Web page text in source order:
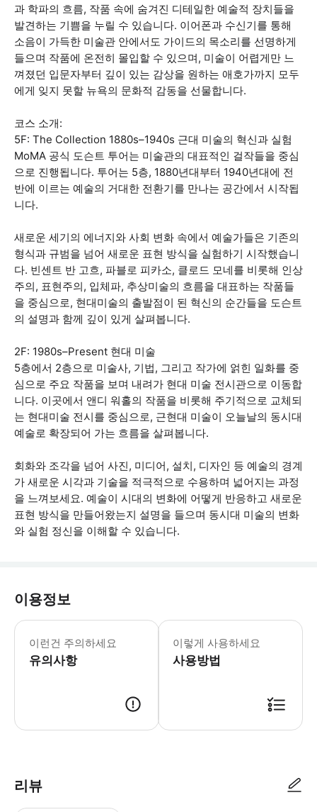
과 학파의 흐름, 작품 속에 숨겨진 디테일한 예술적 장치들을
발견하는 기쁨을 누릴 수 있습니다. 이어폰과 수신기를 통해
소음이 가득한 미술관 안에서도 가이드의 목소리를 선명하게
들으며 작품에 온전히 몰입할 수 있으며, 미술이 어렵게만 느
껴졌던 입문자부터 깊이 있는 감상을 원하는 애호가까지 모두
에게 잊지 못할 뉴욕의 문화적 감동을 선물합니다.
코스 소개:
5F: The Collection 1880s–1940s 근대 미술의 혁신과 실험
MoMA 공식 도슨트 투어는 미술관의 대표적인 걸작들을 중심
으로 진행됩니다. 투어는 5층, 1880년대부터 1940년대에 전
반에 이르는 예술의 거대한 전환기를 만나는 공간에서 시작됩
니다.
새로운 세기의 에너지와 사회 변화 속에서 예술가들은 기존의
형식과 규범을 넘어 새로운 표현 방식을 실험하기 시작했습니
다. 빈센트 반 고흐, 파블로 피카소, 클로드 모네를 비롯해 인상
주의, 표현주의, 입체파, 추상미술의 흐름을 대표하는 작품들
을 중심으로, 현대미술의 출발점이 된 혁신의 순간들을 도슨트
의 설명과 함께 깊이 있게 살펴봅니다.
2F: 1980s–Present 현대 미술
5층에서 2층으로 미술사, 기법, 그리고 작가에 얽힌 일화를 중
심으로 주요 작품을 보며 내려가 현대 미술 전시관으로 이동합
니다. 이곳에서 앤디 워홀의 작품을 비롯해 주기적으로 교체되
는 현대미술 전시를 중심으로, 근현대 미술이 오늘날의 동시대
예술로 확장되어 가는 흐름을 살펴봅니다.
회화와 조각을 넘어 사진, 미디어, 설치, 디자인 등 예술의 경계
가 새로운 시각과 기술을 적극적으로 수용하며 넓어지는 과정
을 느껴보세요. 예술이 시대의 변화에 어떻게 반응하고 새로운
표현 방식을 만들어왔는지 설명을 들으며 동시대 미술의 변화
와 실험 정신을 이해할 수 있습니다.
이용정보
이런건 주의하세요
유의사항
투어 일정: 매주 월요일 11:20am 매
이렇게 사용하세요
사용방법
리뷰